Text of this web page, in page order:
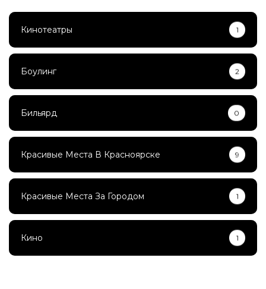
Кинотеатры 1
Боулинг 2
Бильярд 0
Красивые Места В Красноярске 9
Красивые Места За Городом 1
Кино 1